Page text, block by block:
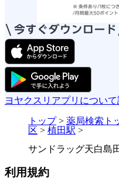
ヨヤクスリアプリについ
トップ> 薬局検索ト
区 > 植田駅 >
サンドラッグ天白島
利用規約